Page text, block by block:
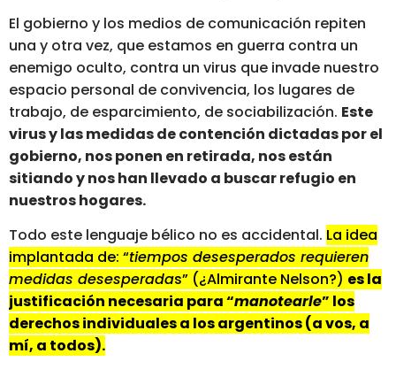
El gobierno y los medios de comunicación repiten
una y otra vez, que estamos en guerra contra un
enemigo oculto, contra un virus que invade nuestro
espacio personal de convivencia, los lugares de
trabajo, de esparcimiento, de sociabilización. Este
virus y las medidas de contención dictadas por el
gobierno, nos ponen en retirada, nos están
sitiando y nos han llevado a buscar refugio en
nuestros hogares.
Todo este lenguaje bélico no es accidental. La idea
implantada de: “tiempos desesperados requieren
medidas desesperadas” (¿Almirante Nelson?) es la
justificación necesaria para “manotearle” los
derechos individuales a los argentinos (a vos, a
mí, a todos).